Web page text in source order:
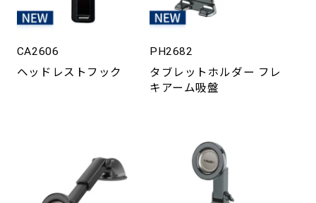
CA2606
ヘッドレストフック
PH2682
タブレットホルダー フレ
キアーム吸盤